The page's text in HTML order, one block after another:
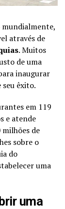
através de
. Muitos
de uma
inaugurar
seu êxito.
em 119
e atende
de
sobre o
do
uma
uma